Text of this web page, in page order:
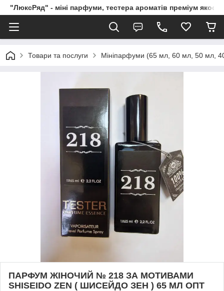
"ЛюксРяд" - міні парфуми, тестера ароматів преміум
Товари та послуги Мініпарфуми (65 мл, 60 мл, 50 мл,
ПАРФУМ ЖІНОЧИЙ № 218 ЗА МОТИВАМИ
SHISEIDO ZEN ( ШИСЕЙДО ЗЕН ) 65 МЛ ОПТ